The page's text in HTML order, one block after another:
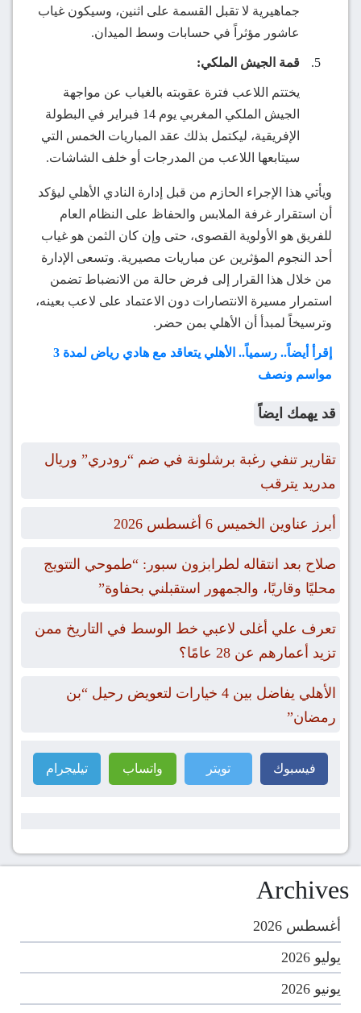
جماهيرية لا تقبل القسمة على اثنين، وسيكون غياب
عاشور مؤثراً في حسابات وسط الميدان.
قمة الجيش الملكي:
يختتم اللاعب فترة عقوبته بالغياب عن مواجهة
الجيش الملكي المغربي يوم 14 فبراير في البطولة
الإفريقية، ليكتمل بذلك عقد المباريات الخمس التي
سيتابعها اللاعب من المدرجات أو خلف الشاشات.
ويأتي هذا الإجراء الحازم من قبل إدارة النادي الأهلي ليؤكد
أن استقرار غرفة الملابس والحفاظ على النظام العام
للفريق هو الأولوية القصوى، حتى وإن كان الثمن هو غياب
أحد النجوم المؤثرين عن مباريات مصيرية. وتسعى الإدارة
من خلال هذا القرار إلى فرض حالة من الانضباط تضمن
استمرار مسيرة الانتصارات دون الاعتماد على لاعب بعينه،
وترسيخاً لمبدأ أن الأهلي بمن حضر.
إقرأ أيضاً.. رسمياً.. الأهلي يتعاقد مع هادي رياض لمدة 3
مواسم ونصف
قد يهمك ايضاً
تقارير تنفي رغبة برشلونة في ضم “رودري” وريال
مدريد يترقب
أبرز عناوين الخميس 6 أغسطس 2026
صلاح بعد انتقاله لطرابزون سبور: “طموحي التتويج
محليًا وقاريًا، والجمهور استقبلني بحفاوة”
تعرف علي أغلى لاعبي خط الوسط في التاريخ ممن
تزيد أعمارهم عن 28 عامًا؟
الأهلي يفاضل بين 4 خيارات لتعويض رحيل “بن
رمضان”
فيسبوك تويتر واتساب تيليجرام
Archives
أغسطس 2026
يوليو 2026
يونيو 2026